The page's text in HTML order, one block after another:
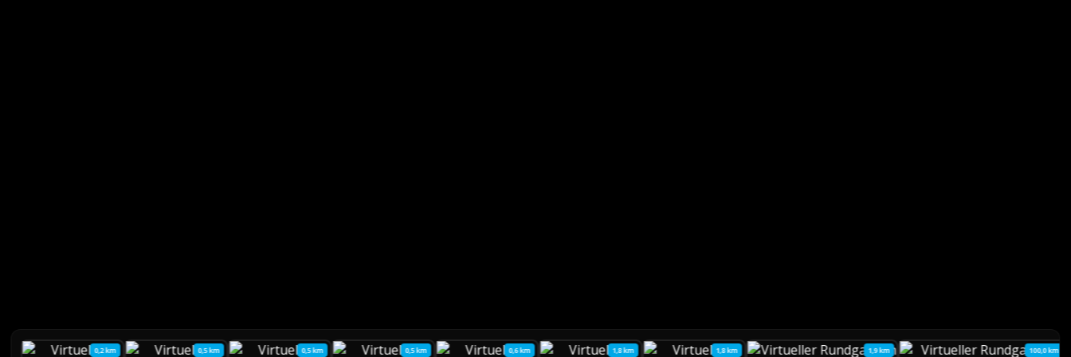
0,2 km 0,5 km 0,5 km 0,5 km 0,6 km 1,8 km 1,8 km 1,9 km 100,0 km